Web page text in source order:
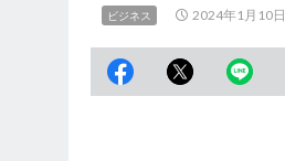
ビジネス 2024年1月10日